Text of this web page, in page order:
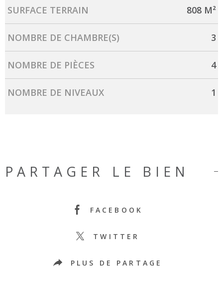
SURFACE TERRAIN 808 M²
NOMBRE DE CHAMBRE(S) 3
NOMBRE DE PIÈCES 4
NOMBRE DE NIVEAUX 1
PARTAGER LE BIEN
FACEBOOK
TWITTER
PLUS DE PARTAGE